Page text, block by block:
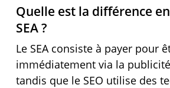
Quelle est la différence
SEA ?
Le SEA consiste à payer pour
immédiatement via la publicité
tandis que le SEO utilise des